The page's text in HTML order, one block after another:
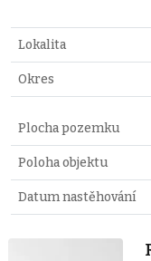
Lokalita
Okres
Plocha pozemku
Poloha objektu
Datum nastěhování